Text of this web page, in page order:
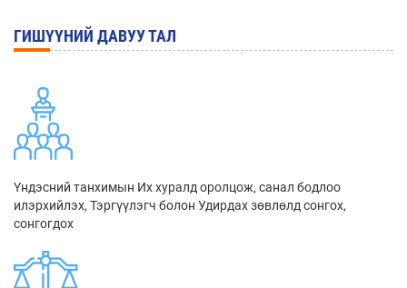
ГИШҮҮНИЙ ДАВУУ ТАЛ
Үндэсний танхимын Их хуралд оролцож, санал бодлоо
илэрхийлэх, Тэргүүлэгч болон Удирдах зөвлөлд сонгох,
сонгогдох